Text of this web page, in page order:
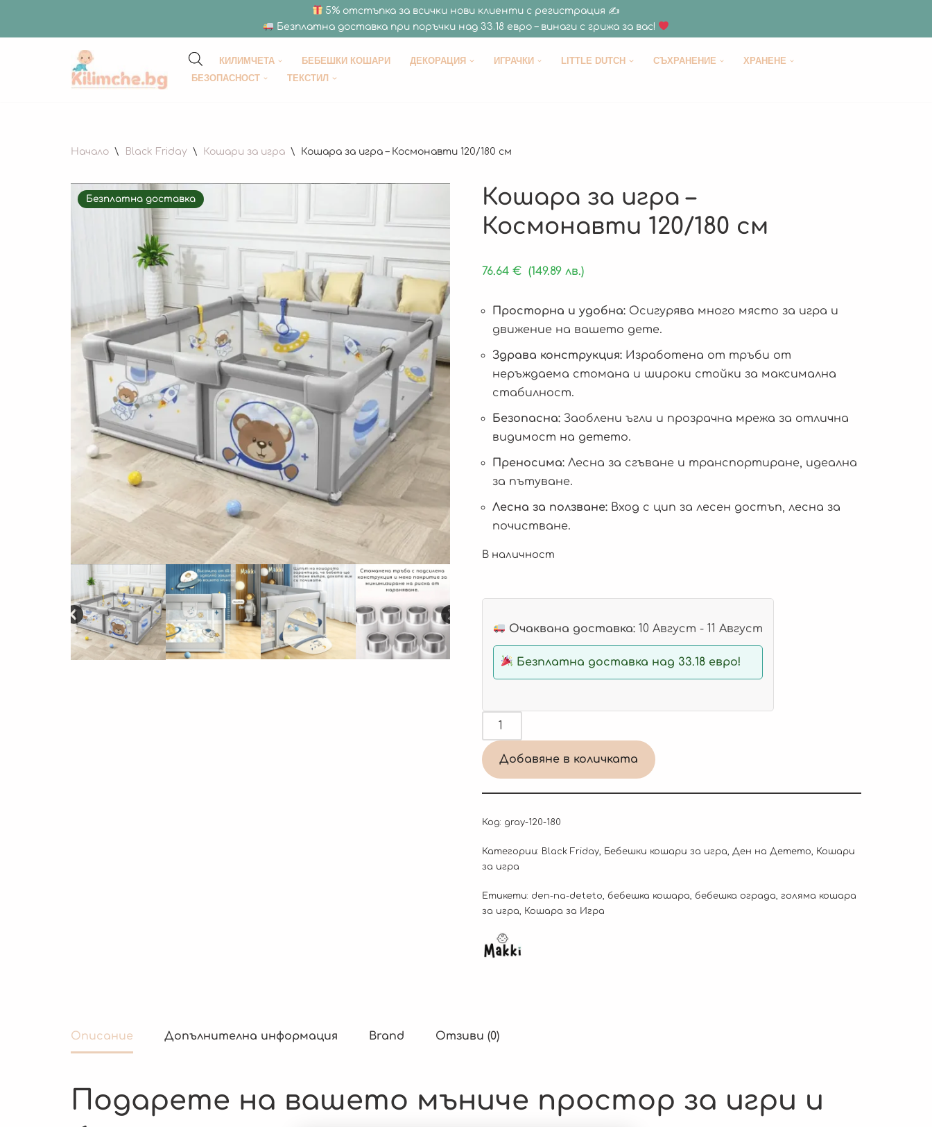
5% отстъпка за всички нови клиенти с регистрация ✍
Безплатна доставка при поръчки над 33.18 евро – винаги с грижа за вас!
Продължете
КИЛИМЧЕТА БЕБЕШКИ КОШАРИ ДЕКОРАЦИЯ ИГРАЧКИ LITTLE DUTCH СЪХРАНЕНИЕ
ХРАНЕНЕ
БЕЗОПАСНОСТ
ТЕКСТИЛ
Начало \ Black Friday \ Кошари за игра \ Кошара за игра – Космонавти 120/180 см
Безплатна доставка
Кошара за игра –
Космонавти 120/180 см
76.64 € (149.89 лв.)
Просторна и удобна:Осигурява много място за игра и
движение на вашето дете.
Здрава конструкция:Изработена от тръби от
неръждаема стомана и широки стойки за максимална
стабилност.
Безопасна:Заоблени ъгли и прозрачна мрежа за отлична
видимост на детето.
Преносима:Лесна за сгъване и транспортиране, идеална
за пътуване.
Лесна за ползване:Вход с цип за лесен достъп, лесна за
почистване.
В наличност
Очаквана доставка: 10 Август - 11 Август
Безплатна доставка над 33.18 евро!
Добавяне в количката
Код: gray-120-180
Категории: Black Friday, Бебешки кошари за игра Ден на Детето
Кошари
за игра
Етикети: den-na-deteto бебешка кошара бебешка ограда голяма кошара
за игра
Кошара за Игра
Описание Допълнителна информация Brand Отзиви (0)
Подарете на вашето мъниче простор за игри и